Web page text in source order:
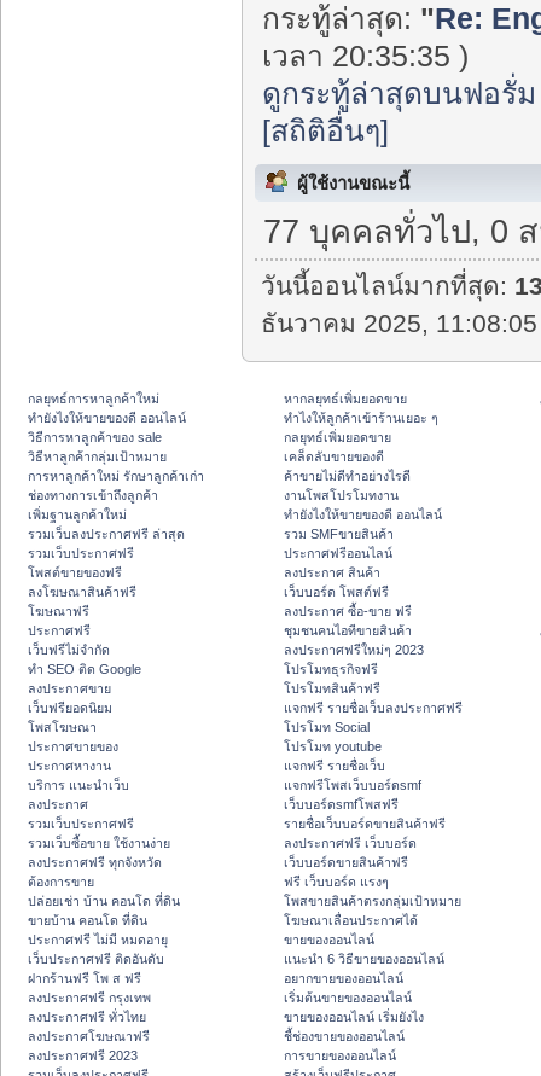
กระทู้ล่าสุด: "Re:
เวลา 20:35:35 )
ดูกระทู้ล่าสุดบนฟอรั่ม
[สถิติอื่นๆ]
ผู้ใช้งานขณะนี้
77 บุคคลทั่วไป, 0
วันนี้ออนไลน์มากที่สุด:
ธันวาคม 2025,
กลยุทธ์การหาลูกค้าใหม่
ทํายังไงให้ขายของดี ออนไลน์
วิธีการหาลูกค้าของ sale
วิธีหาลูกค้ากลุ่มเป้าหมาย
การหาลูกค้าใหม่ รักษาลูกค้าเก่า
ช่องทางการเข้าถึงลูกค้า
เพิ่มฐานลูกค้าใหม่
รวมเว็บลงประกาศฟรี ล่าสุด
รวมเว็บประกาศฟรี
โพสต์ขายของฟรี
ลงโฆษณาสินค้าฟรี
โฆษณาฟรี
ประกาศฟรี
เว็บฟรีไม่จำกัด
ทำ SEO ติด Google
ลงประกาศขาย
เว็บฟรียอดนิยม
โพสโฆษณา
ประกาศขายของ
ประกาศหางาน
บริการ แนะนำเว็บ
ลงประกาศ
รวมเว็บประกาศฟรี
รวมเว็บซื้อขาย ใช้งานง่าย
ลงประกาศฟรี ทุกจังหวัด
ต้องการขาย
ปล่อยเช่า บ้าน คอนโด ที่ดิน
ขายบ้าน คอนโด ที่ดิน
ประกาศฟรี ไม่มี หมดอายุ
เว็บประกาศฟรี ติดอันดับ
ฝากร้านฟรี โพ ส ฟรี
ลงประกาศฟรี กรุงเทพ
ลงประกาศฟรี ทั่วไทย
ลงประกาศโฆษณาฟรี
ลงประกาศฟรี 2023
หากลยุทธ์เพิ่มยอดขาย
ทําไงให้ลูกค้าเข้าร้านเยอะ ๆ
กลยุทธ์เพิ่มยอดขาย
เคล็ดลับขายของดี
ค้าขายไม่ดีทำอย่างไรดี
งานโพสโปรโมทงาน
ทํายังไงให้ขายของดี ออนไลน์
รวม SMFขายสินค้า
ประกาศฟรีออนไลน์
ลงประกาศ สินค้า
เว็บบอร์ด โพสต์ฟรี
ลงประกาศ ซื้อ-ขาย ฟรี
ชุมชนคนไอทีขายสินค้า
ลงประกาศฟรีใหม่ๆ 2023
โปรโมทธุรกิจฟรี
โปรโมทสินค้าฟรี
แจกฟรี รายชื่อเว็บลงประกาศฟรี
โปรโมท Social
โปรโมท youtube
แจกฟรี รายชื่อเว็บ
แจกฟรีโพสเว็บบอร์ดsmf
เว็บบอร์ดsmfโพสฟรี
รายชื่อเว็บบอร์ดขายสินค้าฟรี
ลงประกาศฟรี เว็บบอร์ด
เว็บบอร์ดขายสินค้าฟรี
ฟรี เว็บบอร์ด แรงๆ
โพสขายสินค้าตรงกลุ่มเป้าหมาย
โฆษณาเลื่อนประกาศได้
ขายของออนไลน์
แนะนำ 6 วิธีขายของออนไลน์
อยากขายของออนไลน์
เริ่มต้นขายของออนไลน์
ขายของออนไลน์ เริ่มยังไง
ชี้ช่องขายของออนไลน์
การขายของออนไลน์